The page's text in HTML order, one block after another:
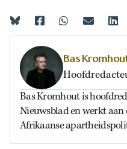
Bas
Bas Kromhout is
Nieuwsblad en werkt
Afrikaanse